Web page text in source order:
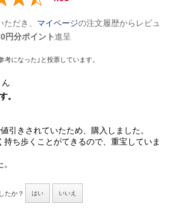
だき、 マイページの注文履歴からレビュ
円分ポイント進呈
になった｣と投票しています。
ん
。
引きされていたため、購入しました。
ち歩くことがてきるので、重宝していま
たか？ はい いいえ